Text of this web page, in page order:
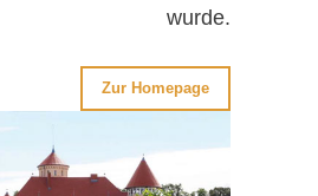
wurde.
Zur Homepage